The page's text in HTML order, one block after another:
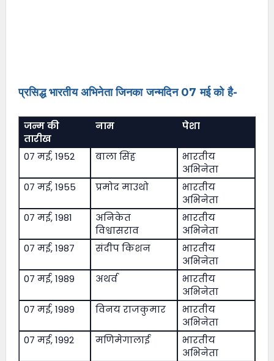
प्रसिद्ध भारतीय अभिनेता जिनका जन्मदिन 07 मई को है-
जन्म की
तारीख
नाम पेशा
07 मई, 1952 बाला सिंह
भारतीय
अभिनेता
07 मई, 1955
प्रमोद माउथो
भारतीय
अभिनेता
07 मई, 1981
अनिकेत
विश्वासराव
भारतीय
अभिनेता
07 मई, 1987
संदीप किशन
भारतीय
अभिनेता
07 मई, 1989
अथर्व
भारतीय
अभिनेता
07 मई, 1989
विनय राजकुमार
भारतीय
अभिनेता
07 मई, 1992
मणिमेगालाई
भारतीय
अभिनेता